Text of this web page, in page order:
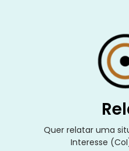
Quer relatar uma
Interesse